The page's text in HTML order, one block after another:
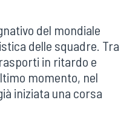
del mondiale
delle squadre. Tra
in ritardo e
momento, nel
iniziata una corsa